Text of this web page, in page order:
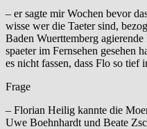
– er sagte mir Wochen bevor
wisse wer die Taeter sind,
Baden Wuerttemberg
spaeter im Fernsehen gesehen
es nicht fassen, dass Flo so tief
Frage
– Florian Heilig kannte die
Uwe Boehnhardt und Beate